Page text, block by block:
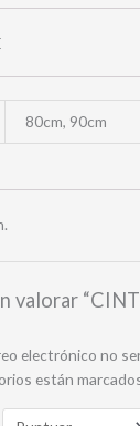
80cm, 90cm
valorar
electrónico no
están